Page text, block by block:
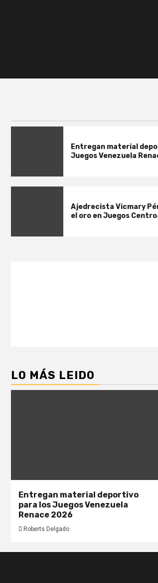
Entregan material
Juegos Venezuela
Ajedrecista Vicmary
el oro en Juegos
LO MÁS LEIDO
Entregan material deportivo
para los Juegos Venezuela
Renace 2026
Roberts Delgado